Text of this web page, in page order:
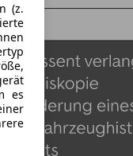
(z.
es